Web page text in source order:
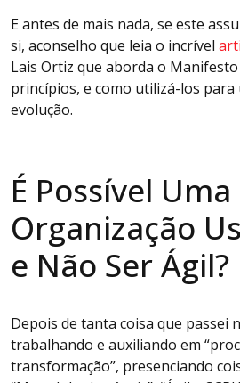
E antes de mais nada, se este
si, aconselho que leia o incrível
Lais Ortiz que aborda o
princípios, e como utilizá-los
evolução.
É Possível Uma
Organização
e Não Ser Ágil?
Depois de tanta coisa que passei
trabalhando e auxiliando em
transformação”, presenciando